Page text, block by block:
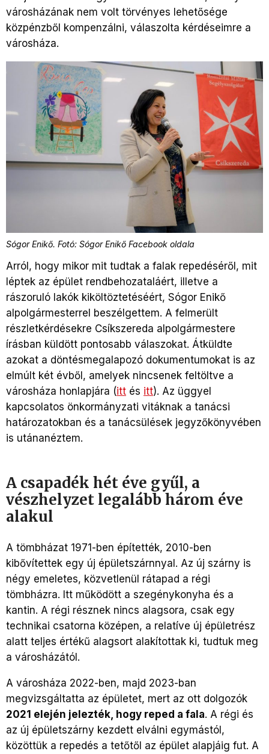
városházának nem volt törvényes lehetősége
közpénzből kompenzálni, válaszolta kérdéseimre a
városháza.
Sógor Enikő. Fotó: Sógor Enikő Facebook oldala
Arról, hogy mikor mit tudtak a falak repedéséről, mit
léptek az épület rendbehozataláért, illetve a
rászoruló lakók kiköltöztetéséért, Sógor Enikő
alpolgármesterrel beszélgettem. A felmerült
részletkérdésekre Csíkszereda alpolgármestere
írásban küldött pontosabb válaszokat. Átküldte
azokat a döntésmegalapozó dokumentumokat is az
elmúlt két évből, amelyek nincsenek feltöltve a
városháza honlapjára (itt és itt). Az üggyel
kapcsolatos önkormányzati vitáknak a tanácsi
határozatokban és a tanácsülések jegyzőkönyvében
is utánanéztem.
A csapadék hét éve gyűl, a
vészhelyzet legalább három éve
alakul
A tömbházat 1971-ben építették, 2010-ben
kibővítettek egy új épületszárnnyal. Az új szárny is
négy emeletes, közvetlenül rátapad a régi
tömbházra. Itt működött a szegénykonyha és a
kantin. A régi résznek nincs alagsora, csak egy
technikai csatorna középen, a relatíve új épületrész
alatt teljes értékű alagsort alakítottak ki, tudtuk meg
a városházától.
A városháza 2022-ben, majd 2023-ban
megvizsgáltatta az épületet, mert az ott dolgozók
2021 elején jelezték, hogy reped a fala. A régi és
az új épületszárny kezdett elválni egymástól,
közöttük a repedés a tetőtől az épület alapjáig fut. A